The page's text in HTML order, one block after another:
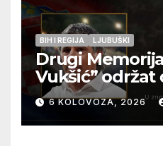
BIH I REGIJA LJUBUŠKI
Drugi
Vukšić” održat
12. kolovoza u
6 KOLOVOZA, 2026